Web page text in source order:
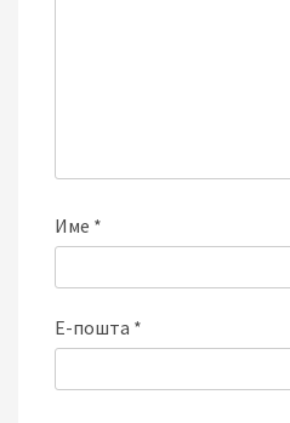
Име *
Е-пошта *